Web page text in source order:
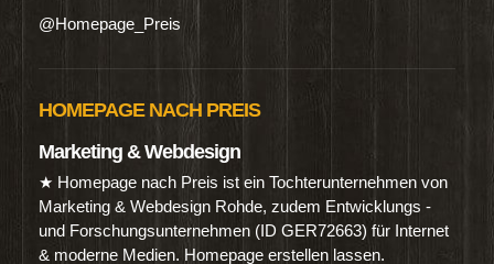
@Homepage_Preis
HOMEPAGE NACH PREIS
Marketing & Webdesign
★ Homepage nach Preis ist ein Tochterunternehmen von
Marketing & Webdesign Rohde, zudem Entwicklungs -
und Forschungsunternehmen (ID GER72663) für Internet
& moderne Medien. Homepage erstellen lassen.